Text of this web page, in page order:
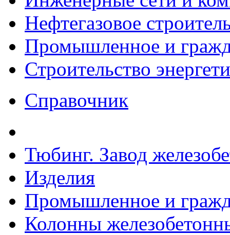
Нефтегазовое
Промышленное и
Строительство
Справочник
Тюбинг. Завод
Изделия
Промышленное и
Колонны